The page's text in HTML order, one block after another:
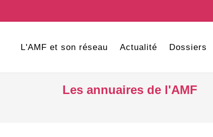
L'AMF et son réseau Actualité Dossiers
Les annuaires de l'AMF